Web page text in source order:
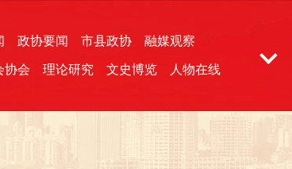
政协要闻 市县政协 融媒观察
协会 理论研究 文史博览 人物在线